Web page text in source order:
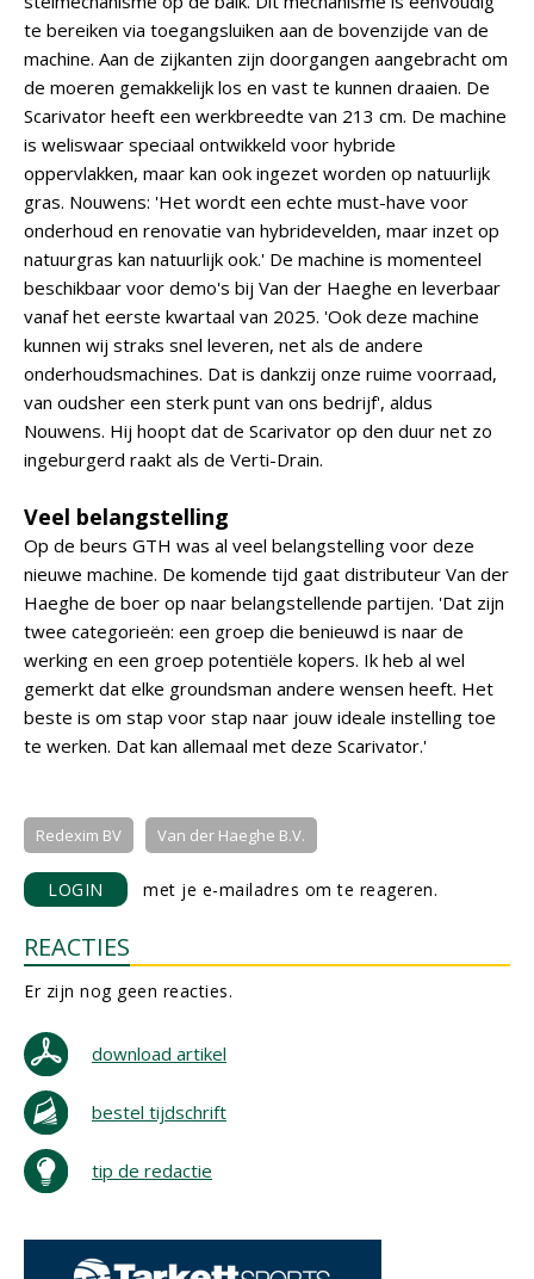
te bereiken via toegangsluiken aan de bovenzijde van de
machine. Aan de zijkanten zijn doorgangen aangebracht om
de moeren gemakkelijk los en vast te kunnen draaien. De
Scarivator heeft een werkbreedte van 213 cm. De machine
is weliswaar speciaal ontwikkeld voor hybride
oppervlakken, maar kan ook ingezet worden op natuurlijk
gras. Nouwens: 'Het wordt een echte must-have voor
onderhoud en renovatie van hybridevelden, maar inzet op
natuurgras kan natuurlijk ook.' De machine is momenteel
beschikbaar voor demo's bij Van der Haeghe en leverbaar
vanaf het eerste kwartaal van 2025. 'Ook deze machine
kunnen wij straks snel leveren, net als de andere
onderhoudsmachines. Dat is dankzij onze ruime voorraad,
van oudsher een sterk punt van ons bedrijf', aldus
Nouwens. Hij hoopt dat de Scarivator op den duur net zo
ingeburgerd raakt als de Verti-Drain.
Veel belangstelling
Op de beurs GTH was al veel belangstelling voor deze
nieuwe machine. De komende tijd gaat distributeur Van der
Haeghe de boer op naar belangstellende partijen. 'Dat zijn
twee categorieën: een groep die benieuwd is naar de
werking en een groep potentiële kopers. Ik heb al wel
gemerkt dat elke groundsman andere wensen heeft. Het
beste is om stap voor stap naar jouw ideale instelling toe
te werken. Dat kan allemaal met deze Scarivator.'
Redexim BV Van der Haeghe B.V.
LOGIN met je e-mailadres om te reageren.
REACTIES
Er zijn nog geen reacties.
download artikel
bestel tijdschrift
tip de redactie